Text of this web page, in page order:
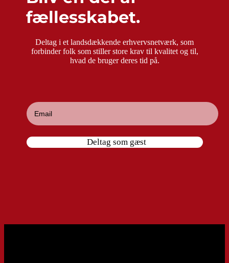
fællesskabet.
Deltag i et landsdækkende erhvervsnetværk, som
forbinder folk som stiller store krav til kvalitet og til,
hvad de bruger deres tid på.
Deltag som gæst